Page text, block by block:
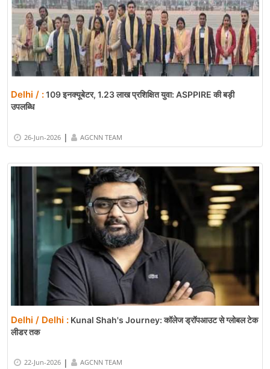
Delhi / :109 इनक्यूबेटर, 1.23 लाख प्रशिक्षित युवा: ASPPIRE की बड़ी
उपलब्धि
26-Jun-2026 | AGCNN TEAM
Delhi / Delhi : Kunal Shah's Journey: कॉलेज ड्रॉपआउट से ग्लोबल टेक
लीडर तक
22-Jun-2026 | AGCNN TEAM